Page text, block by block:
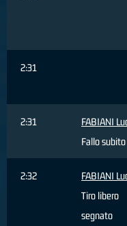
2:31
2:31 FABIANI
Fallo subito
2:32 FABIANI
Tiro libero
segnato